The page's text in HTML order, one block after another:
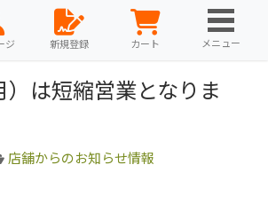
ジ 新規登録 カート メニュー
）は短縮営業となりま
店舗からのお知らせ情報